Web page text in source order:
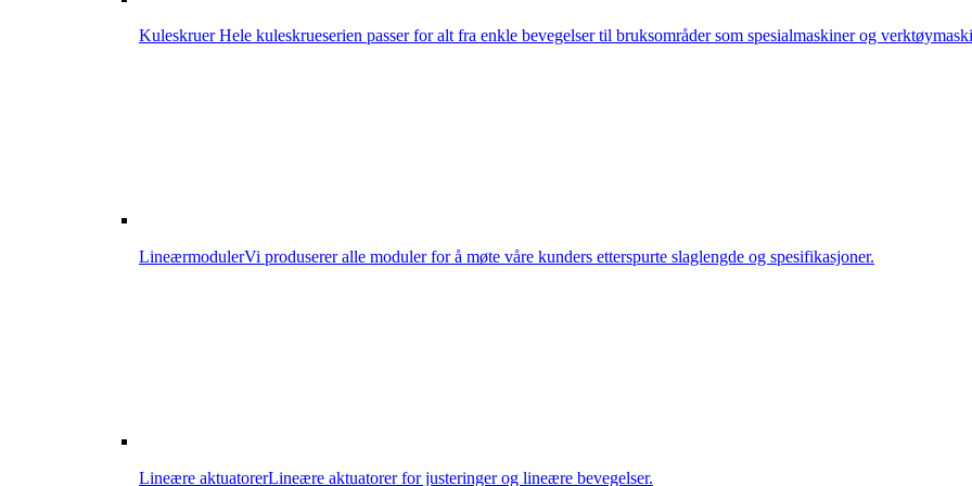
KuleskruerHele kuleskrueserien passer for alt fra enkle bevegelser til bruksområder som spesialmaskiner og
LineærmodulerVi produserer alle moduler for å møte våre kunders etterspurte slaglengde og spesifikasjoner.
Lineære aktuatorerLineære aktuatorer for justeringer og lineære bevegelser.